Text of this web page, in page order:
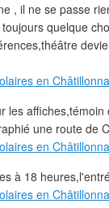
, il ne se passe
quelque
les
une route de
à 18